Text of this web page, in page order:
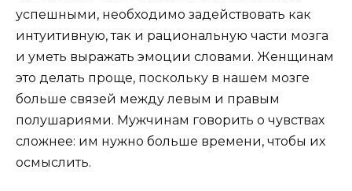
успешными, необходимо задействовать как
интуитивную, так и рациональную части мозга
и уметь выражать эмоции словами. Женщинам
это делать проще, поскольку в нашем мозге
больше связей между левым и правым
полушариями. Мужчинам говорить о чувствах
сложнее: им нужно больше времени, чтобы их
осмыслить.